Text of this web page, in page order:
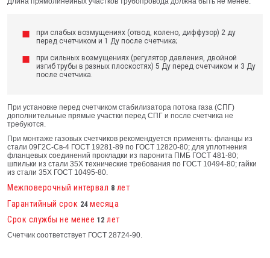
при слабых возмущениях (отвод, колено, диффузор) 2 ду
перед счетчиком и 1 Ду после счетчика;
при сильных возмущениях (регулятор давления, двойной
изгиб трубы в разных плоскостях) 5 Ду перед счетчиком и 3 Ду
после счетчика.
При установке перед счетчиком стабилизатора потока газа (СПГ)
дополнительные прямые участки перед СПГ и после счетчика не
требуются.
При монтаже газовых счетчиков рекомендуется применять: фланцы из
стали 09Г2С-Св-4 ГОСТ 19281-89 по ГОСТ 12820-80; для уплотнения
фланцевых соединений прокладки из паронита ПМБ ГОСТ 481-80;
шпильки из стали 35Х технические требования по ГОСТ 10494-80; гайки
из стали 35Х ГОСТ 10495-80.
Межповерочный интервал 8 лет
Гарантийный срок 24месяца
Срок службы не менее 12 лет
Счетчик соответствует ГОСТ 28724-90.